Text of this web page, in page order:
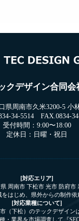
クデザイン合同会
県周南市久米3200-5 小
34-5514 FAX.0834-
受付時間：9:00〜18:00
定休日：日曜・祝日
[対応エリア]
周南市 下松市 光市 防府市
はじめ、県外からの制作依
[対応業種について]
（下松）のテックデザイン
・業界を市場調査して『